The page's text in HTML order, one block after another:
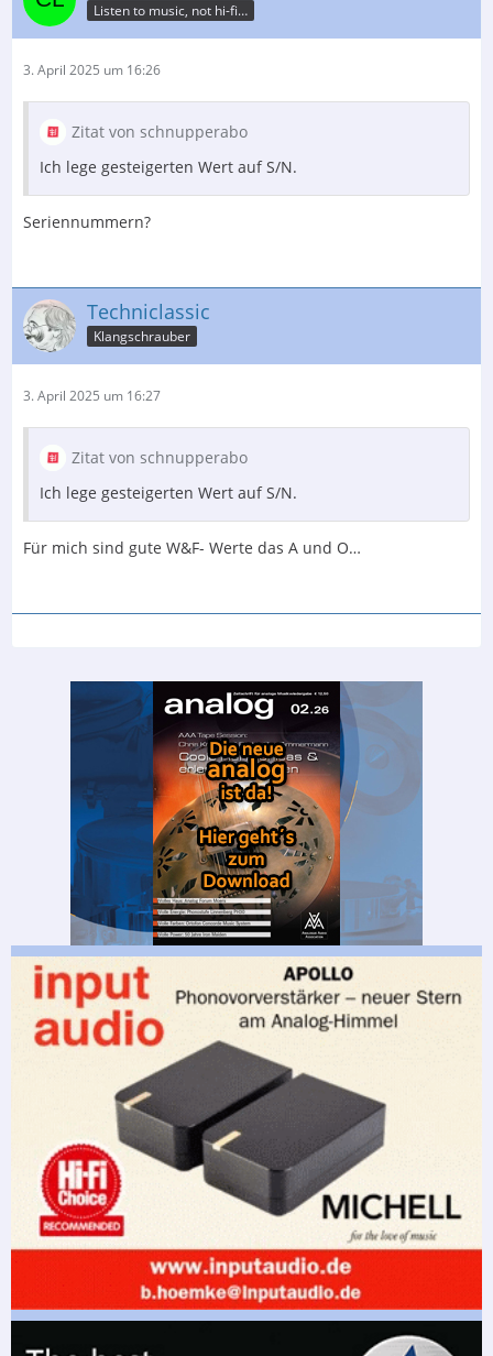
Listen to music, not hi-fi…
3. April 2025 um 16:26
Zitat von schnupperabo
Ich lege gesteigerten Wert auf S/N.
Seriennummern?
Techniclassic
Klangschrauber
3. April 2025 um 16:27
Zitat von schnupperabo
Ich lege gesteigerten Wert auf S/N.
Für mich sind gute W&F- Werte das A und O…